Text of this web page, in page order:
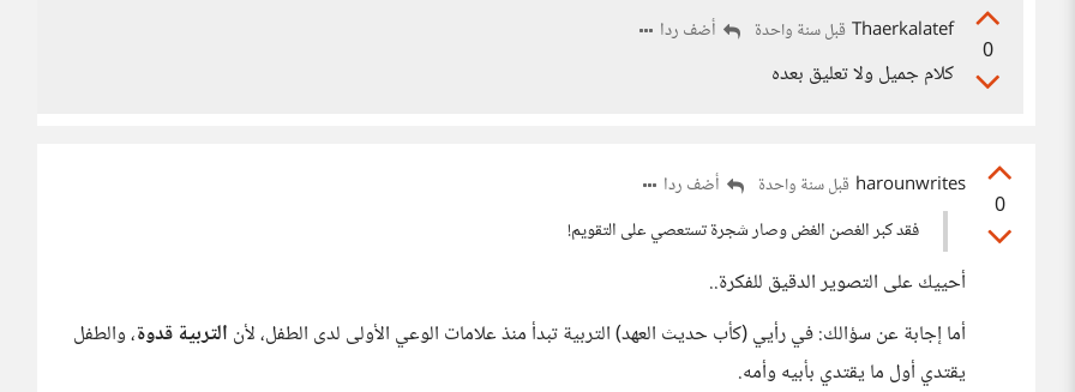
0
Thaerkalatef قبل سنة واحدة أضف ردا
كلام جميل ولا تعليق بعده
0
harounwrites قبل سنة واحدة
أضف ردا
فقد كبر الغصن الغض وصار شجرة تستعصي على التقويم!
أحييك على التصوير الدقيق للفكرة..
أما إجابة عن سؤالك: في رأيي (كأب حديث العهد) التربية تبدأ منذ علامات الوعي الأولى لدى الطفل، لأن التربية قدوة، والطفل
يقتدي أول ما يقتدي بأبيه وأمه.